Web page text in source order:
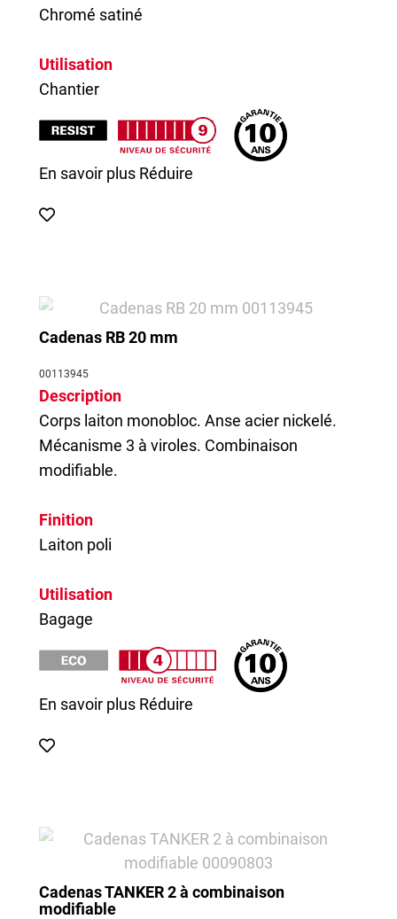
Chromé satiné
Utilisation
Chantier
En savoir plus Réduire
Cadenas RB 20 mm
00113945
Description
Corps laiton monobloc. Anse acier nickelé.
Mécanisme 3 à viroles. Combinaison
modifiable.
Finition
Laiton poli
Utilisation
Bagage
En savoir plus Réduire
Cadenas TANKER 2 à combinaison
modifiable